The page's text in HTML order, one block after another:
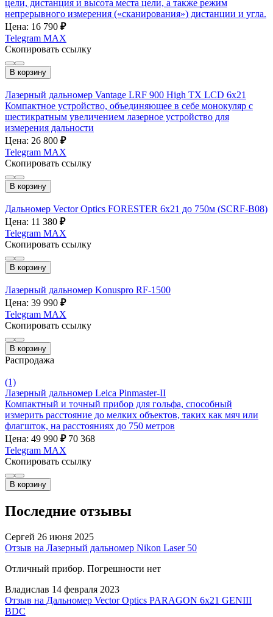
цели, дистанция и высота места цели, а также режим
непрерывного измерения («сканирования») дистанции и угла.
Цена: 16 790 ₽
Telegram MAX
Скопировать ссылку
В корзину
Лазерный дальномер Vantage LRF 900 High TX LCD 6x21
Компактное устройство, объединяющее в себе монокуляр с
шестикратным увеличением лазерное устройство для
измерения дальности
Цена: 26 800 ₽
Telegram MAX
Скопировать ссылку
В корзину
Дальномер Vector Optics FORESTER 6x21 до 750м (SCRF-B08)
Цена: 11 380 ₽
Telegram MAX
Скопировать ссылку
В корзину
Лазерный дальномер Konuspro RF-1500
Цена: 39 990 ₽
Telegram MAX
Скопировать ссылку
В корзину
Распродажа
(1)
Лазерный дальномер Leica Pinmaster-II
Компактный и точный прибор для гольфа, способный
измерить расстояние до мелких объектов, таких как мяч или
флагшток, на расстояниях до 750 метров
Цена: 49 990 ₽ 70 368
Telegram MAX
Скопировать ссылку
В корзину
Последние отзывы
Сергей 26 июня 2025
Отзыв на Лазерный дальномер Nikon Laser 50
Отличный прибор. Погрешности нет
Владислав 14 февраля 2023
Отзыв на Дальномер Vector Optics PARAGON 6x21 GENIII
BDC